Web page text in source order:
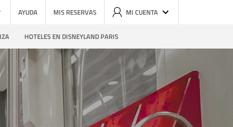
AYUDA MIS RESERVAS MI CUENTA
HOTELES EN DISNEYLAND PARIS